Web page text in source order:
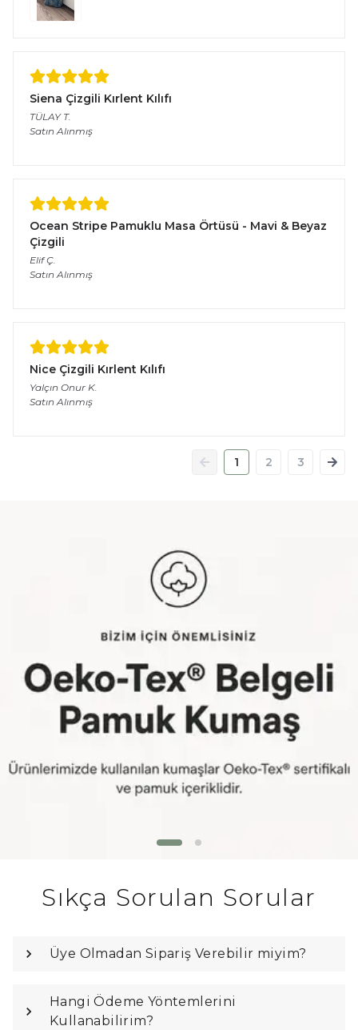
Siena Çizgili Kırlent Kılıfı
TÜLAY T.
Satın Alınmış
Ocean Stripe Pamuklu Masa Örtüsü - Mavi & Beyaz
Çizgili
Elif Ç.
Satın Alınmış
Nice Çizgili Kırlent Kılıfı
Yalçın Onur K.
Satın Alınmış
1 2 3
Sıkça Sorulan Sorular
Üye Olmadan Sipariş Verebilir miyim?
Hangi Ödeme Yöntemlerini
Kullanabilirim?